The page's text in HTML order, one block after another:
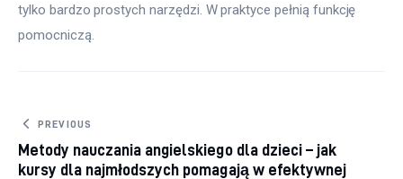
tylko bardzo prostych narzędzi. W praktyce pełnią funkcję
pomocniczą.
Nawigacja
wpisu
PREVIOUS
Metody nauczania angielskiego dla dzieci – jak
kursy dla najmłodszych pomagają w efektywnej